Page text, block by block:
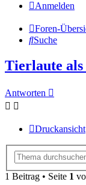
Anmelden
Foren-
Suche
Tierlaute
Antworten
Druckansicht
1 Beitrag • Seite 1